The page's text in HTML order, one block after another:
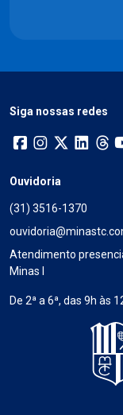
Siga nossas redes
Ouvidoria
(31) 3516-1370
Atendimento
Minas I
De 2ª a 6ª, das 9h às